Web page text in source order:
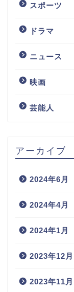
スポーツ
ドラマ
ニュース
映画
芸能人
アーカイブ
2024年6月
2024年4月
2024年1月
2023年12月
2023年11月